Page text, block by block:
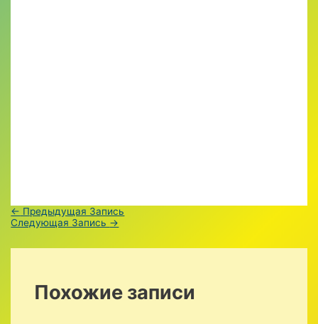
Навигация
по
← Предыдущая Запись
Следующая Запись →
Похожие записи